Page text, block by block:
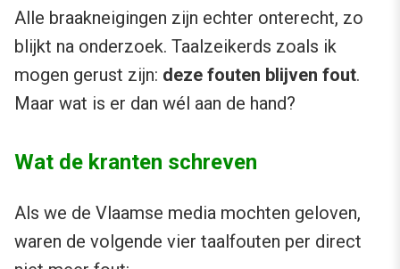
Alle braakneigingen zijn echter onterecht, zo
blijkt na onderzoek. Taalzeikerds zoals ik
mogen gerust zijn: deze fouten blijven fout.
Maar wat is er dan wél aan de hand?
Wat de kranten schreven
Als we de Vlaamse media mochten geloven,
waren de volgende vier taalfouten per direct